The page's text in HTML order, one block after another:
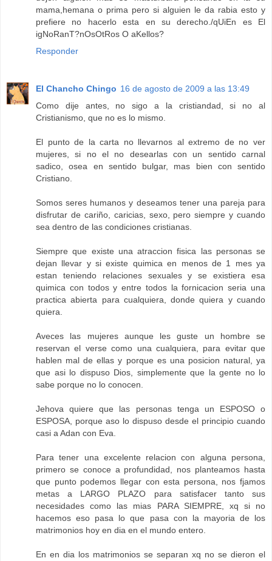
mama,hemana o prima pero si alguien le da rabia esto y
prefiere no hacerlo esta en su derecho./qUiEn es El
igNoRanT?nOsOtRos O aKellos?
Responder
El Chancho Chingo 16 de agosto de 2009 a las 13:49
Como dije antes, no sigo a la cristiandad, si no al
Cristianismo, que no es lo mismo.
El punto de la carta no llevarnos al extremo de no ver
mujeres, si no el no desearlas con un sentido carnal
sadico, osea en sentido bulgar, mas bien con sentido
Cristiano.
Somos seres humanos y deseamos tener una pareja para
disfrutar de cariño, caricias, sexo, pero siempre y cuando
sea dentro de las condiciones cristianas.
Siempre que existe una atraccion fisica las personas se
dejan llevar y si existe quimica en menos de 1 mes ya
estan teniendo relaciones sexuales y se existiera esa
quimica con todos y entre todos la fornicacion seria una
practica abierta para cualquiera, donde quiera y cuando
quiera.
Aveces las mujeres aunque les guste un hombre se
reservan el verse como una cualquiera, para evitar que
hablen mal de ellas y porque es una posicion natural, ya
que asi lo dispuso Dios, simplemente que la gente no lo
sabe porque no lo conocen.
Jehova quiere que las personas tenga un ESPOSO o
ESPOSA, porque aso lo dispuso desde el principio cuando
casi a Adan con Eva.
Para tener una excelente relacion con alguna persona,
primero se conoce a profundidad, nos planteamos hasta
que punto podemos llegar con esta persona, nos fjamos
metas a LARGO PLAZO para satisfacer tanto sus
necesidades como las mias PARA SIEMPRE, xq si no
hacemos eso pasa lo que pasa con la mayoria de los
matrimonios hoy en dia en el mundo entero.
En en dia los matrimonios se separan xq no se dieron el